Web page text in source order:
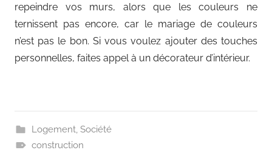
repeindre vos murs, alors que les couleurs ne
ternissent pas encore, car le mariage de couleurs
n’est pas le bon. Si vous voulez ajouter des touches
personnelles, faites appel à un décorateur d’intérieur.
Logement, Société
construction